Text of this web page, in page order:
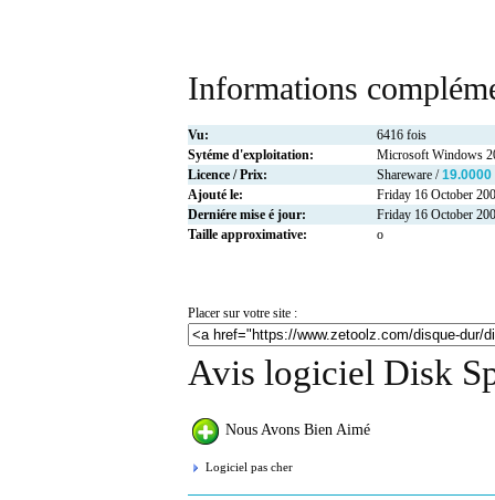
Informations
Vu:
6416 fois
Sytéme d'exploitation:
Microsoft Windows
Licence / Prix:
Shareware /19.0000
Ajouté le:
Friday 16 October
Derniére mise é jour:
Friday 16 October
Taille approximative:
o
Placer sur votre site :
Avis logiciel Disk
Nous Avons Bien Aimé
Logiciel pas cher